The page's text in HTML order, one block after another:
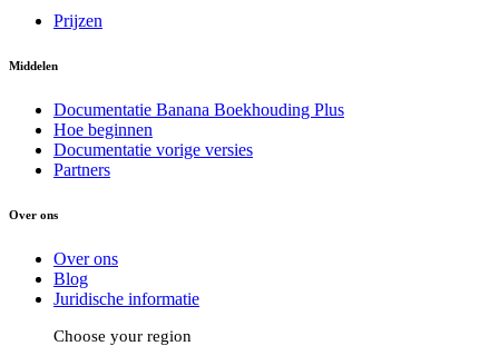
Prijzen
Middelen
Documentatie Banana Boekhouding Plus
Hoe beginnen
Documentatie vorige versies
Partners
Over ons
Over ons
Blog
Juridische informatie
Choose your region